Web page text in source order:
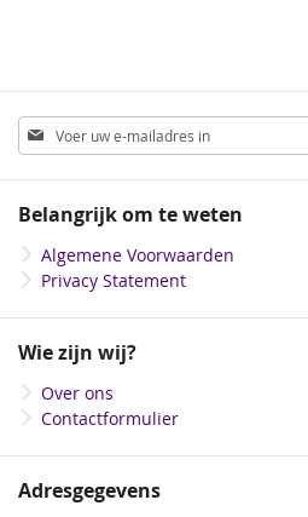
Abonneer
u
op
nieuwsbrief
Belangrijk om te weten
Algemene Voorwaarden
Privacy Statement
Wie zijn wij?
Over ons
Contactformulier
Adresgegevens